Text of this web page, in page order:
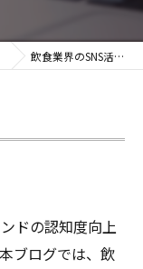
飲食業界のSNS活用法
ドの認知度向上
ブログでは、飲